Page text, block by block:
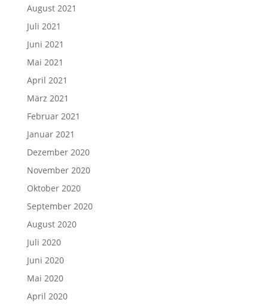
August 2021
Juli 2021
Juni 2021
Mai 2021
April 2021
März 2021
Februar 2021
Januar 2021
Dezember 2020
November 2020
Oktober 2020
September 2020
August 2020
Juli 2020
Juni 2020
Mai 2020
April 2020